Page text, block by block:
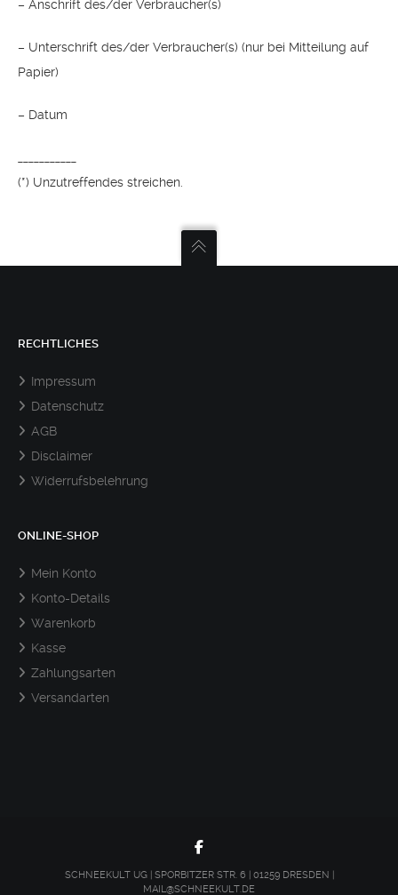
– Anschrift des/der Verbraucher(s)
– Unterschrift des/der Verbraucher(s) (nur bei Mitteilung auf
Papier)
– Datum
(*) Unzutreffendes streichen.
RECHTLICHES
Impressum
Datenschutz
AGB
Disclaimer
Widerrufsbelehrung
ONLINE-SHOP
Mein Konto
Konto-Details
Warenkorb
Kasse
Zahlungsarten
Versandarten
SCHNEEKULT UG | SPORBITZER STR. 6 | 01259 DRESDEN |
MAIL@SCHNEEKULT.DE